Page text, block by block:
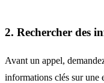
2. Rechercher des
Avant un appel,
informations clés sur une